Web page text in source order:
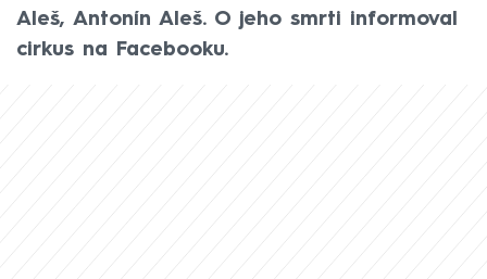
Aleš, Antonín Aleš. O jeho smrti informoval
cirkus na Facebooku.